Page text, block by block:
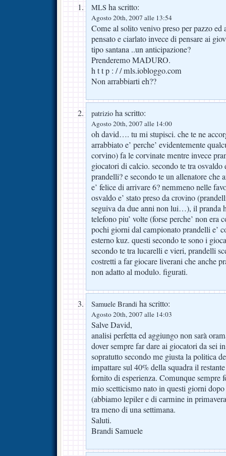
MLS ha scritto:
Agosto 20th, 2007 alle 13:54
Come al solito venivo preso per pazzo ed
pensato e ciarlato invece di pensare ai
tipo santana ..un anticipazione?
Prenderemo MADURO.
h t t p : / / mls.iobloggo.com
Non arrabbiarti eh??
patrizio ha scritto:
Agosto 20th, 2007 alle 14:00
oh david…. tu mi stupisci. che te ne
arrabbiato e’ perche’ evidentemente
corvino) fa le corvinate mentre invece
giocatori di calcio. secondo te tra osvaldo
prandelli? e secondo te un allenatore che
e’ felice di arrivare 6? nemmeno nelle
osvaldo e’ stato preso da crovino
seguiva da due anni non lui…), il pranda
telefono piu’ volte (forse perche’ non era
pochi giorni dal campionato prandelli e’
esterno kuz. questi secondo te sono i
secondo te tra lucarelli e vieri, prandelli
costretti a far giocare liverani che anche
non adatto al modulo. figurati.
Samuele Brandi ha scritto:
Agosto 20th, 2007 alle 14:03
Salve David,
analisi perfetta ed aggiungo non sarà
dover sempre far dare ai giocatori da sei
sopratutto secondo me giusta la politica
impattare sul 40% della squadra il
fornito di esperienza. Comunque sempre
mio scetticismo nato in questi giorni
(abbiamo lepiler e di carmine in
tra meno di una settimana.
Saluti.
Brandi Samuele